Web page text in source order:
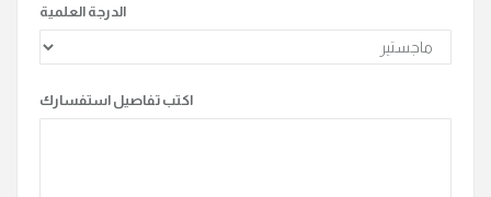
الدرجة العلمية
اكتب تفاصيل استفسارك